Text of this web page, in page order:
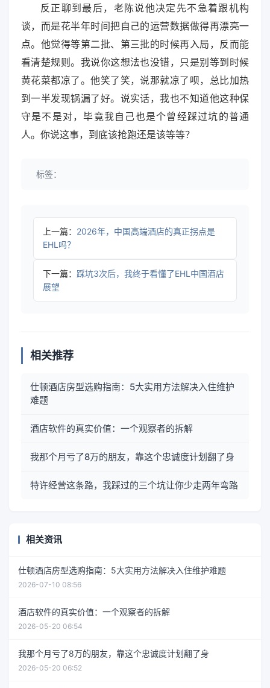
反正聊到最后，老陈说他决定先不急着跟机构
谈，而是花半年时间把自己的运营数据做得再漂亮一
点。他觉得等第二批、第三批的时候再入局，反而能
看清楚规则。我说你这想法也没错，只是别等到时候
黄花菜都凉了。他笑了笑，说那就凉了呗，总比加热
到一半发现锅漏了好。说实话，我也不知道他这种保
守是不是对，毕竟我自己也是个曾经踩过坑的普通
人。你说这事，到底该抢跑还是该等等？
标签：
上一篇： 2026年，中国高端酒店的真正拐点是
EHL吗？
下一篇： 踩坑3次后，我终于看懂了EHL中国酒店
展望
相关推荐
仕顿酒店房型选购指南：5大实用方法解决入住维护
难题
酒店软件的真实价值：一个观察者的拆解
我那个月亏了8万的朋友，靠这个忠诚度计划翻了身
特许经营这条路，我踩过的三个坑让你少走两年弯路
相关资讯
仕顿酒店房型选购指南：5大实用方法解决入住维护难题
2026-07-10 08:56
酒店软件的真实价值：一个观察者的拆解
2026-05-20 06:54
我那个月亏了8万的朋友，靠这个忠诚度计划翻了身
2026-05-20 06:52